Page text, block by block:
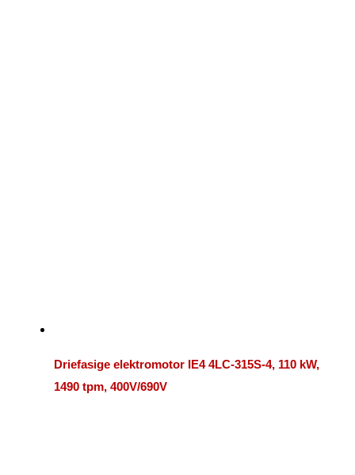
Driefasige elektromotor IE4 4LC-315S-4, 110 kW,
1490 tpm, 400V/690V